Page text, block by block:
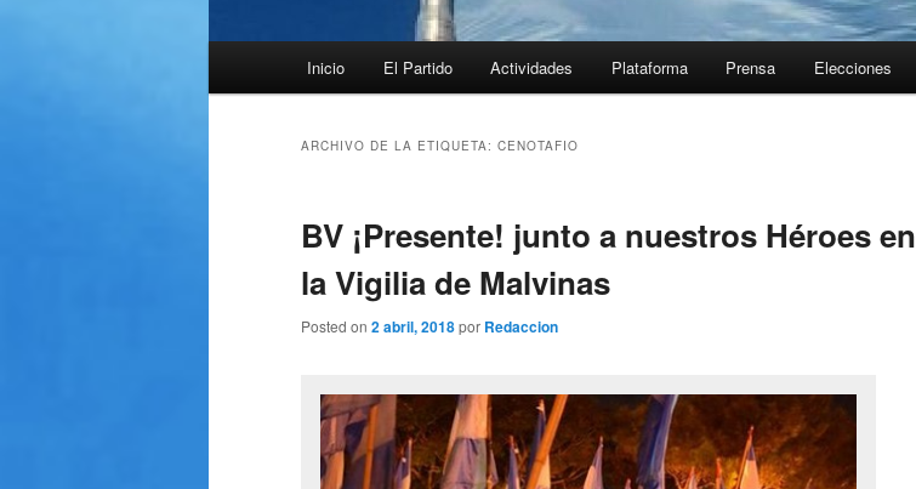
Inicio El Partido Actividades Plataforma Prensa Elecciones
ARCHIVO DE LA ETIQUETA: CENOTAFIO
BV ¡Presente! junto a nuestros Héroes en
la Vigilia de Malvinas
Posted on 2 abril, 2018por Redaccion